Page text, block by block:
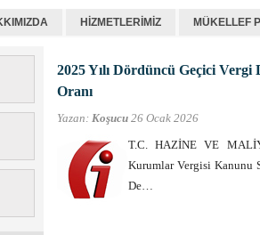
HİZMETLERİMİZ MÜKELLEF
2025 Yılı Dördüncü Geçici
Oranı
Yazan: Koşucu 26 Ocak 2026
T.C. HAZİNE VE
Kurumlar Vergisi Kanunu
De…